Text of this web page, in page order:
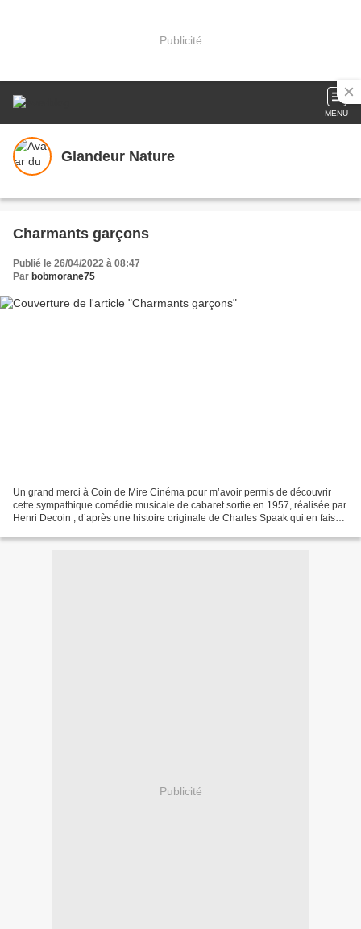
Publicité
MENU
Glandeur Nature
Charmants garçons
Publié le 26/04/2022 à 08:47
Par bobmorane75
Un grand merci à Coin de Mire Cinéma pour m’avoir permis de découvrir
cette sympathique comédie musicale de cabaret sortie en 1957, réalisée par
Henri Decoin , d’après une histoire originale de Charles Spaak qui en faisait
Publicité